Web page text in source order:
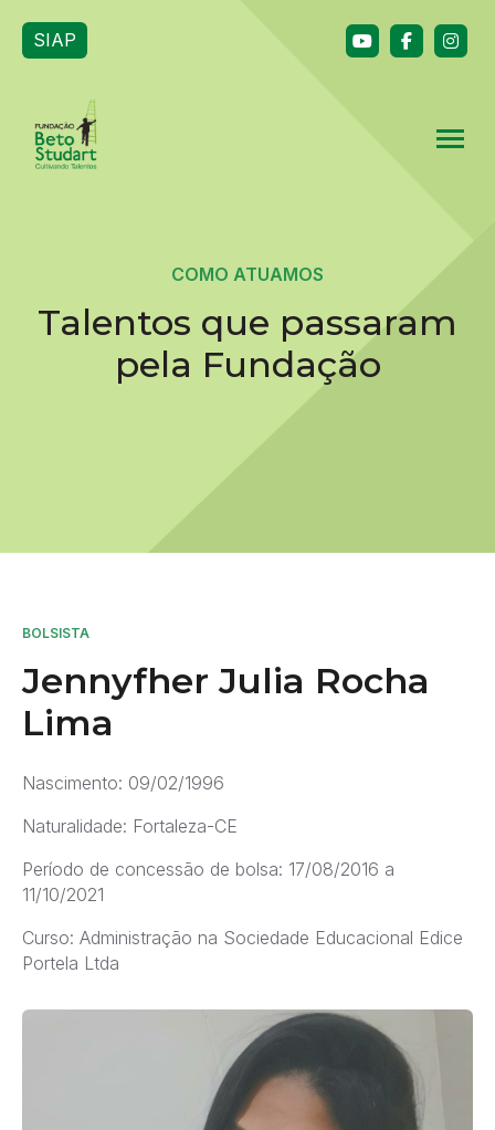
SIAP
COMO ATUAMOS
Talentos que passaram
pela Fundação
BOLSISTA
Jennyfher Julia Rocha
Lima
Nascimento: 09/02/1996
Naturalidade: Fortaleza-CE
Período de concessão de bolsa: 17/08/2016 a
11/10/2021
Curso: Administração na Sociedade Educacional Edice
Portela Ltda